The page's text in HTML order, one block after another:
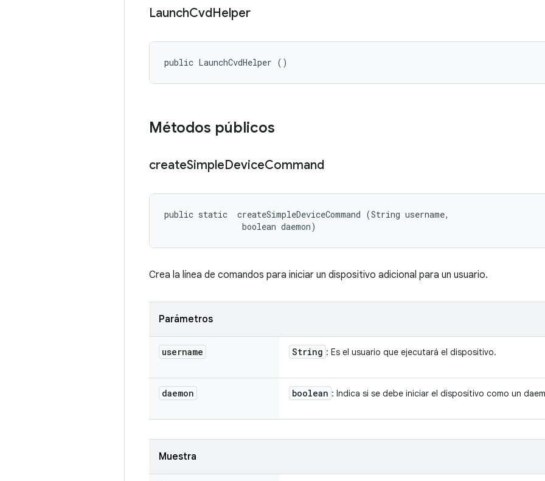
LaunchCvdHelper
public LaunchCvdHelper ()
Métodos públicos
createSimpleDeviceCommand
public static
createSimpleDeviceCommand (String username,
                boolean daemon)
Crea la línea de comandos para iniciar un dispositivo adicional para un usuario.
Parámetros
username String : Es el usuario que ejecutará el dispositivo.
daemon boolean : Indica si se debe iniciar el dispositivo como un
Muestra